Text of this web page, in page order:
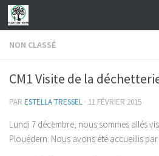
Skip to content
NON CLASSÉ
CM1 Visite de la
PAR ESTELLA TRESSEL · 11 FÉVRIER 2015
Lundi 7 décembre, nous sommes allés
Plouédern. Nous avons été accueillis